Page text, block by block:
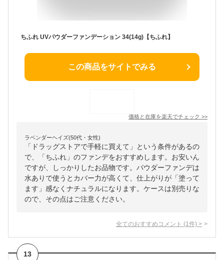
ちふれ UVパウダーファンデーション 34(14g)【ちふれ】
この商品をサイトでみる
価格と在庫を楽天でチェック >>
ラベンダーヘイズ(50代・女性)
「ドラッグストアで手軽に買えて」という条件があるの
で、「ちふれ」のファンデをおすすめします。お安いん
ですが、しっかりしたお品物です。パウダーファンデは
水ありで使うとカバー力が高くて、仕上がりが「塗って
ます」感なくナチュラルになります。ケースは別売りな
ので、その点はご注意ください。
全てのおすすめコメント (1 件) >
13